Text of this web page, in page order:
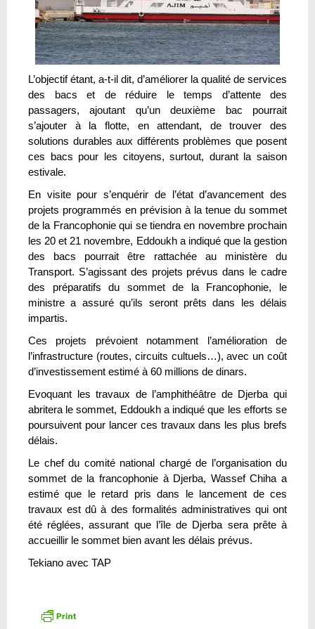
L’objectif étant, a-t-il dit, d’améliorer la qualité de services
des bacs et de réduire le temps d’attente des
passagers, ajoutant qu’un deuxième bac pourrait
s’ajouter à la flotte, en attendant, de trouver des
solutions durables aux différents problèmes que posent
ces bacs pour les citoyens, surtout, durant la saison
estivale.
En visite pour s’enquérir de l’état d’avancement des
projets programmés en prévision à la tenue du sommet
de la Francophonie qui se tiendra en novembre prochain
les 20 et 21 novembre, Eddoukh a indiqué que la gestion
des bacs pourrait être rattachée au ministère du
Transport. S’agissant des projets prévus dans le cadre
des préparatifs du sommet de la Francophonie, le
ministre a assuré qu’ils seront prêts dans les délais
impartis.
Ces projets prévoient notamment l’amélioration de
l’infrastructure (routes, circuits cultuels…), avec un coût
d’investissement estimé à 60 millions de dinars.
Evoquant les travaux de l’amphithéâtre de Djerba qui
abritera le sommet, Eddoukh a indiqué que les efforts se
poursuivent pour lancer ces travaux dans les plus brefs
délais.
Le chef du comité national chargé de l’organisation du
sommet de la francophonie à Djerba, Wassef Chiha a
estimé que le retard pris dans le lancement de ces
travaux est dû à des formalités administratives qui ont
été réglées, assurant que l’île de Djerba sera prête à
accueillir le sommet bien avant les délais prévus.
Tekiano avec TAP